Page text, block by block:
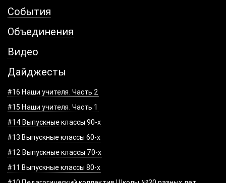
События
Объединения
Видео
Дайджесты
#16 Наши учителя. Часть 2
#15 Наши учителя. Часть 1
#14 Выпускные классы 90-х
#13 Выпускные классы 60-х
#12 Выпускные классы 70-х
#11 Выпускные классы 80-х